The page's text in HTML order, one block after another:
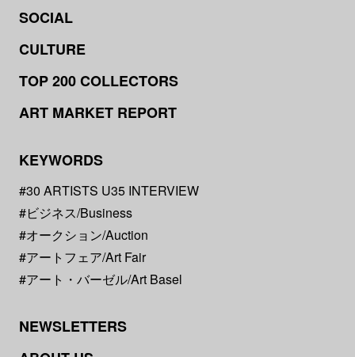
SOCIAL
CULTURE
TOP 200 COLLECTORS
ART MARKET REPORT
KEYWORDS
#30 ARTISTS U35 INTERVIEW
#ビジネス/Business
#オークション/Auction
#アートフェア/Art Fair
#アート・バーゼル/Art Basel
NEWSLETTERS